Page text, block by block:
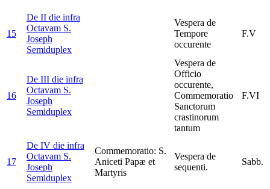
15
De II die infra
Octavam S.
Joseph
Semiduplex
Vespera de
Tempore
occurente
F.V
16
De III die infra
Octavam S.
Joseph
Semiduplex
Vespera de
Officio
occurente,
Commemoratio
Sanctorum
crastinorum
tantum
F.VI
17
De IV die infra
Octavam S.
Joseph
Semiduplex
Commemoratio: S.
Aniceti Papæ et
Martyris
Vespera de
sequenti.
Sabb.